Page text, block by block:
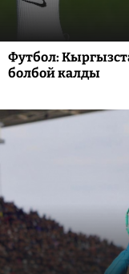
Футбол:
болбой калды